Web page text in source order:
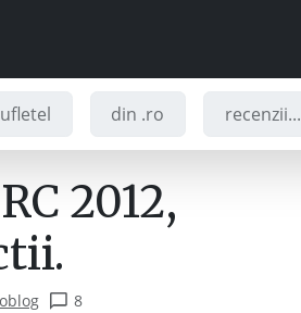
din .ro recenzii...
2012,
8